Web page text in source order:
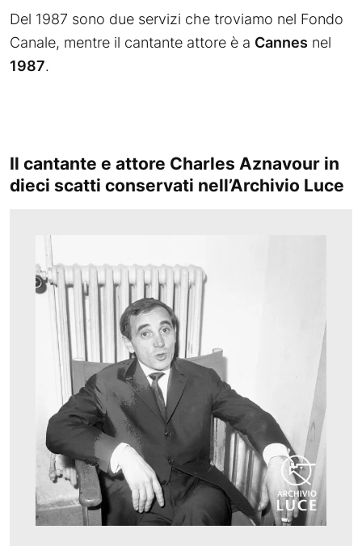
Del 1987 sono due servizi che troviamo nel Fondo
Canale, mentre il cantante attore è a Cannes nel
1987.
Il cantante e attore Charles Aznavour in
dieci scatti conservati nell’Archivio Luce